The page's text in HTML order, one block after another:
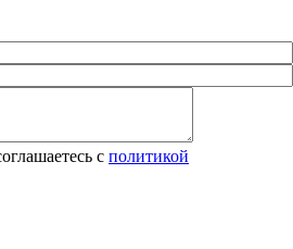
с политикой